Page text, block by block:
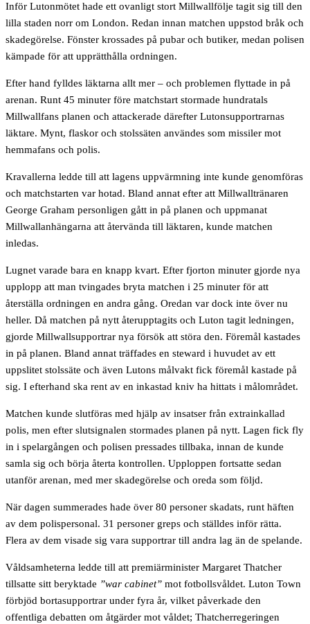
Inför Lutonmötet hade ett ovanligt stort Millwallfölje tagit sig till den
lilla staden norr om London. Redan innan matchen uppstod bråk och
skadegörelse. Fönster krossades på pubar och butiker, medan polisen
kämpade för att upprätthålla ordningen.
Efter hand fylldes läktarna allt mer – och problemen flyttade in på
arenan. Runt 45 minuter före matchstart stormade hundratals
Millwallfans planen och attackerade därefter Lutonsupportrarnas
läktare. Mynt, flaskor och stolssäten användes som missiler mot
hemmafans och polis.
Kravallerna ledde till att lagens uppvärmning inte kunde genomföras
och matchstarten var hotad. Bland annat efter att Millwalltränaren
George Graham personligen gått in på planen och uppmanat
Millwallanhängarna att återvända till läktaren, kunde matchen
inledas.
Lugnet varade bara en knapp kvart. Efter fjorton minuter gjorde nya
upplopp att man tvingades bryta matchen i 25 minuter för att
återställa ordningen en andra gång. Oredan var dock inte över nu
heller. Då matchen på nytt återupptagits och Luton tagit ledningen,
gjorde Millwallsupportrar nya försök att störa den. Föremål kastades
in på planen. Bland annat träffades en steward i huvudet av ett
uppslitet stolssäte och även Lutons målvakt fick föremål kastade på
sig. I efterhand ska rent av en inkastad kniv ha hittats i målområdet.
Matchen kunde slutföras med hjälp av insatser från extrainkallad
polis, men efter slutsignalen stormades planen på nytt. Lagen fick fly
in i spelargången och polisen pressades tillbaka, innan de kunde
samla sig och börja återta kontrollen. Upploppen fortsatte sedan
utanför arenan, med mer skadegörelse och oreda som följd.
När dagen summerades hade över 80 personer skadats, runt häften
av dem polispersonal. 31 personer greps och ställdes inför rätta.
Flera av dem visade sig vara supportrar till andra lag än de spelande.
Våldsamheterna ledde till att premiärminister Margaret Thatcher
tillsatte sitt beryktade ”war cabinet” mot fotbollsvåldet. Luton Town
förbjöd bortasupportrar under fyra år, vilket påverkade den
offentliga debatten om åtgärder mot våldet; Thatcherregeringen